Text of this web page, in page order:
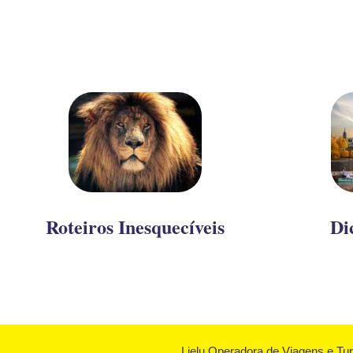
Roteiros Inesquecíveis